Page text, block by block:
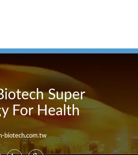
Super
For Health
biotech.com.tw